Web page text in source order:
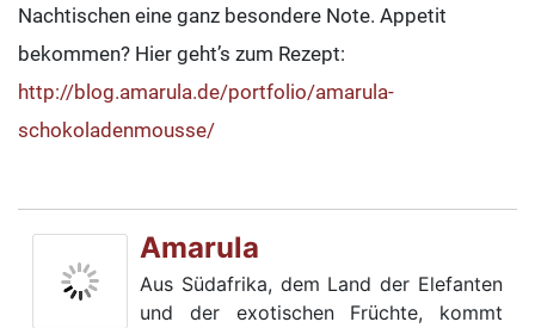
Nachtischen eine ganz besondere Note. Appetit
bekommen? Hier geht’s zum Rezept:
http://blog.amarula.de/portfolio/amarula-
schokoladenmousse/
Amarula
Aus Südafrika, dem Land der Elefanten
und der exotischen Früchte, kommt